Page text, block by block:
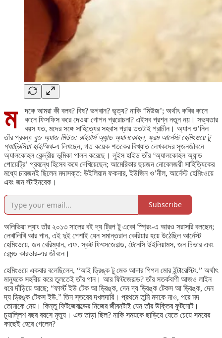
ম
দকে আমরা কী বলব? বিষ? ভগবান? ভৃত্য? নাকি ‘মিউজ’; অর্থাৎ কবির কানে
কানে ফিসফিস করে দেওয়া গোপন প্ররোচনা? এইসব প্রশ্ন নতুন নয়। সভ্যতার
বয়স যত, মদের সঙ্গে সাহিত্যের সহবাস প্রায় ততটাই প্রাচীন। অ্যান ও’নিল
তাঁর প্রবন্ধ বুজ অ্যাজ মিউজ: রাইটার্স অ্যান্ড অ্যালকোহল, ফ্রম আর্নেস্ট হেমিংওয়ে টু
প্যাট্রিসিয়া হাইস্মিথ-এ লিখছেন, গত কয়েক শতকের বিখ্যাত লেখকদের সৃজনজীবনে
অ্যালকোহল কেন্দ্রীয় ভূমিকা পালন করেছে। লুইস হাইড তাঁর ‘অ্যালকোহল অ্যান্ড
পোয়েট্রি’ প্রবন্ধে হিসেব কষে দেখিয়েছেন; আমেরিকার ছয়জন নোবেলজয়ী সাহিত্যিকের
মধ্যে চারজনই ছিলেন মদাসক্ত: উইলিয়াম ফকনার, ইউজিন ও’নীল, আর্নেস্ট হেমিংওয়ে
এবং জন স্টাইনবেক।
Subscribe
অলিভিয়া ল্যাং তাঁর ২০১৩ সালের বই দ্য ট্রিপ টু একো স্প্রিং-এ আরও সরাসরি বলছেন;
লেখালিখি আর পান, এই দুই পেশাই যেন সমান্তরাল কেরিয়ার হয়ে উঠেছিল আর্নেস্ট
হেমিংওয়ে, জন বেরিম্যান, এফ. স্কট ফিৎসজেরাল্ড, টেনেসি উইলিয়ামস, জন চিভার এবং
রেমন্ড কারভার-এর জীবনে।
হেমিংওয়ে একবার বলেছিলেন, “আই ড্রিঙ্ক টু মেক আদার পিপল মোর ইন্টারেস্টিং.” অর্থাৎ
মানুষকে সহনীয় করে তুলতেই তাঁর পান। আর ফিটজেরাল্ড? তাঁর সতর্কবাণী আজও লাইন
ধরে দাঁড়িয়ে আছে; “ফার্স্ট ইউ টেক আ ড্রিঙ্ক, দেন দ্য ড্রিঙ্ক টেকস আ ড্রিঙ্ক, দেন
দ্য ড্রিঙ্ক টেকস ইউ.” তিন স্তরের দখলদারি। প্রথমে তুমি মদকে নাও, পরে মদ
তোমাকে নেয়। কিন্তু ফিটজেরাল্ডের নিজের জীবনটাই যেন তাঁর উক্তির ফুটনোট।
চুয়াল্লিশ বছর বয়সে মৃত্যু। এত তাড়া ছিল? নাকি সময়কে ছাড়িয়ে যেতে চেয়ে সময়ের
কাছেই হেরে গেলেন?